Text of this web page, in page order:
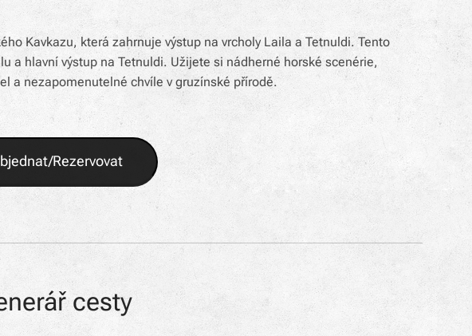
Kavkazu, která zahrnuje výstup na vrcholy Laila a Tetnuldi. Tento
a hlavní výstup na Tetnuldi. Užijete si nádherné horské scenérie,
a nezapomenutelné chvíle v gruzínské přírodě.
Rezervovat
cesty